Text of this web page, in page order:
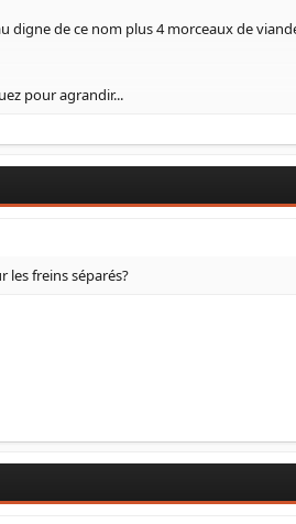
digne de ce nom plus 4 morceaux de
zuk. Même si il va être drôlement
la randonnée, en trial j'ai rarement
pour agrandir...
les freins séparés?​